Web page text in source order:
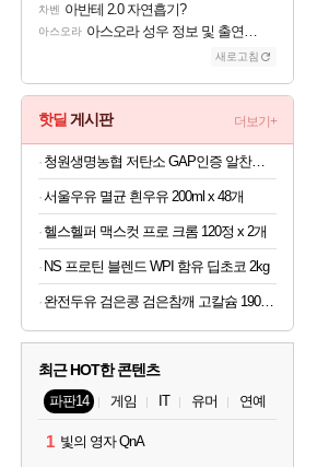
차벤 아반테 2.0 자연흡기?
아스오라 아스오라 성우 정보 및 출연작 모음
새로고침
핫딜 게시판 더보기+
청원생명농협 저탄소 GAP인증 알찬미 특등급 10kg
서울우유 멸균 흰우유 200ml x 48개
헬스헬퍼 맥스컷 프로 크롬 120정 x 2개
NS 프로틴 블렌드 WPI 함유 딥초코 2kg
완전두유 검은콩 검은참깨 고칼슘 190ml x 60개
최근 HOT한 콘텐츠
파판14 게임 IT 유머 연예
1 빛의 영자 QnA